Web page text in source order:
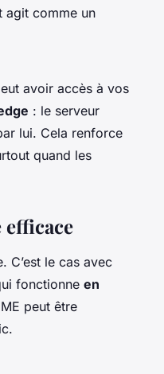
agit comme un
avoir accès à vos
: le serveur
lui. Cela renforce
quand les
C’est le cas avec
fonctionne en
peut être